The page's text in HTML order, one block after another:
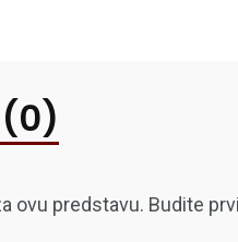
ovu predstavu. Budite